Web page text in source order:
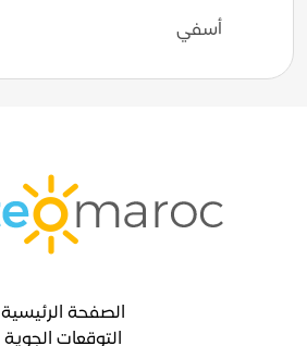
أسفي
الصفحة الرئيسية
التوقعات الجوية